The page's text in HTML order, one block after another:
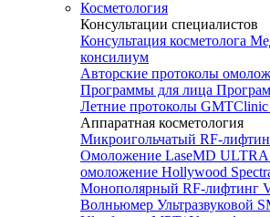
Косметология
Консультации специалистов
Консультация косметолога
консилиум
Авторские протоколы
Программы для лица
Летние протоколы GMTClinic
Аппаратная косметология
Микроигольчатый RF-
Омоложение LaseMD ULTRA
омоложение Hollywood
Монополярный RF-лифтинг
Волньюмер Ультразвуковой